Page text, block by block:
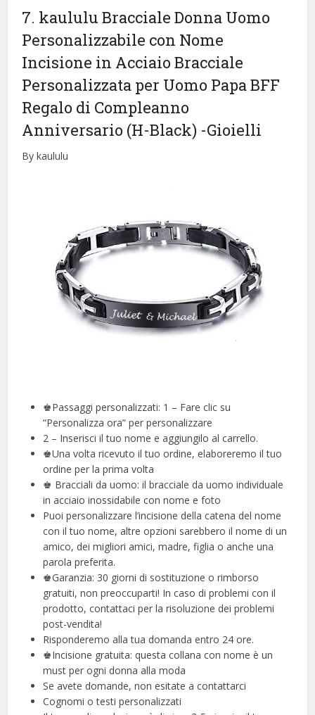
7. kaululu Bracciale Donna Uomo
Personalizzabile con Nome
Incisione in Acciaio Bracciale
Personalizzata per Uomo Papa BFF
Regalo di Compleanno
Anniversario (H-Black) -Gioielli
By kaululu
♚Passaggi personalizzati: 1 – Fare clic su
“Personalizza ora” per personalizzare
2 – Inserisci il tuo nome e aggiungilo al carrello.
♚Una volta ricevuto il tuo ordine, elaboreremo il tuo
ordine per la prima volta
♚ Bracciali da uomo: il bracciale da uomo individuale
in acciaio inossidabile con nome e foto
Puoi personalizzare l’incisione della catena del nome
con il tuo nome, altre opzioni sarebbero il nome di un
amico, dei migliori amici, madre, figlia o anche una
parola preferita.
♚Garanzia: 30 giorni di sostituzione o rimborso
gratuiti, non preoccuparti! In caso di problemi con il
prodotto, contattaci per la risoluzione dei problemi
post-vendita!
Risponderemo alla tua domanda entro 24 ore.
♚Incisione gratuita: questa collana con nome è un
must per ogni donna alla moda
Se avete domande, non esitate a contattarci
Cognomi o testi personalizzati